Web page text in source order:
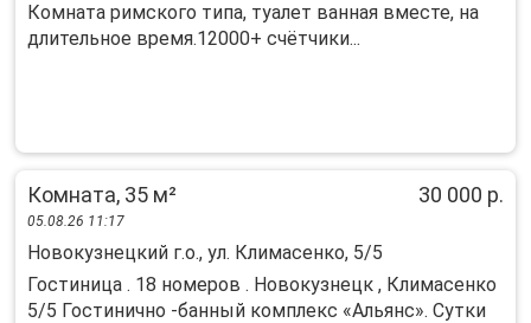
Комната римского типа, туалет ванная вместе, на
длительное время.12000+ счётчики...
Комната, 35 м² 30 000 р.
05.08.26 11:17
Новокузнецкий г.о., ул. Климасенко, 5/5
Гостиница . 18 номеров . Новокузнецк , Климасенко
5/5 Гостинично -банный комплекс «Альянс». Сутки